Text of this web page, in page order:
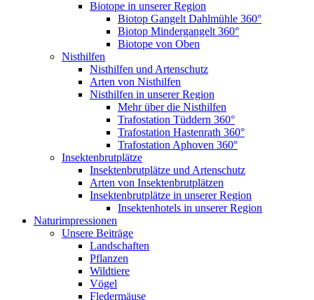
Biotope in unserer Region
Biotop Gangelt Dahlmühle 360°
Biotop Mindergangelt 360°
Biotope von Oben
Nisthilfen
Nisthilfen und Artenschutz
Arten von Nisthilfen
Nisthilfen in unserer Region
Mehr über die Nisthilfen
Trafostation Tüddern 360°
Trafostation Hastenrath 360°
Trafostation Aphoven 360°
Insektenbrutplätze
Insektenbrutplätze und Artenschutz
Arten von Insektenbrutplätzen
Insektenbrutplätze in unserer Region
Insektenhotels in unserer Region
Naturimpressionen
Unsere Beiträge
Landschaften
Pflanzen
Wildtiere
Vögel
Fledermäuse